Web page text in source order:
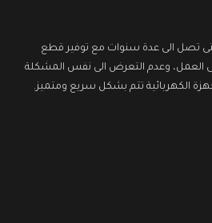
تصل الى عدة سنوات مع توفير قطع
العمل، وعدم التعرض الى نفس المشكلة
الكهربائية تتم بشكل سريع ومتميز.